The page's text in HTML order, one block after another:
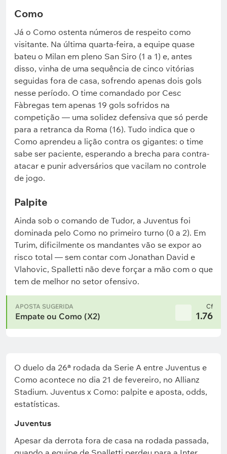
Como
Já o Como ostenta números de respeito como
visitante. Na última quarta-feira, a equipe quase
bateu o Milan em pleno San Siro (1 a 1) e, antes
disso, vinha de uma sequência de cinco vitórias
seguidas fora de casa, sofrendo apenas dois gols
nesse período. O time comandado por Cesc
Fàbregas tem apenas 19 gols sofridos na
competição — uma solidez defensiva que só perde
para a retranca da Roma (16). Tudo indica que o
Como aprendeu a lição contra os gigantes: o time
sabe ser paciente, esperando a brecha para contra-
atacar e punir adversários que vacilam no controle
de jogo.
Palpite
Ainda sob o comando de Tudor, a Juventus foi
dominada pelo Como no primeiro turno (0 a 2). Em
Turim, dificilmente os mandantes vão se expor ao
risco total — sem contar com Jonathan David e
Vlahovic, Spalletti não deve forçar a mão com o que
tem de melhor no setor ofensivo.
APOSTA SUGERIDA
Empate ou Como (X2)
Cf
1.76
O duelo da 26ª rodada da Serie A entre Juventus e
Como acontece no dia 21 de fevereiro, no Allianz
Stadium. Juventus x Como: palpite e aposta, odds,
estatísticas.
Juventus
Apesar da derrota fora de casa na rodada passada,